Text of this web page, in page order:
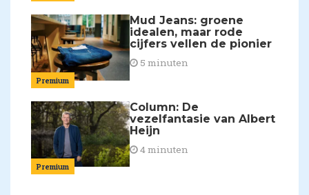
Premium
Mud Jeans: groene
idealen, maar rode
cijfers vellen de pionier
5 minuten
Premium
Column: De
vezelfantasie van Albert
Heijn
4 minuten